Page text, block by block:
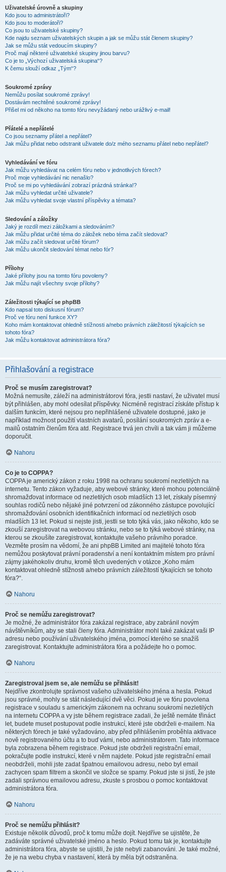
Uživatelské úrovně a skupiny
Kdo jsou to administrátoři?
Kdo jsou to moderátoři?
Co jsou to uživatelské skupiny?
Kde najdu seznam uživatelských skupin a jak se můžu stát členem skupiny?
Jak se můžu stát vedoucím skupiny?
Proč mají některé uživatelské skupiny jinou barvu?
Co je to „Výchozí uživatelská skupina“?
K čemu slouží odkaz „Tým“?
Soukromé zprávy
Nemůžu posílat soukromé zprávy!
Dostávám nechtěné soukromé zprávy!
Přišel mi od někoho na tomto fóru nevyžádaný nebo urážlivý e-mail!
Přátelé a nepřátelé
Co jsou seznamy přátel a nepřátel?
Jak můžu přidat nebo odstranit uživatele do/z mého seznamu přátel nebo nepřátel?
Vyhledávání ve fóru
Jak můžu vyhledávat na celém fóru nebo v jednotlivých fórech?
Proč moje vyhledávání nic nenašlo?
Proč se mi po vyhledávání zobrazí prázdná stránka!?
Jak můžu vyhledat určité uživatele?
Jak můžu vyhledat svoje vlastní příspěvky a témata?
Sledování a záložky
Jaký je rozdíl mezi záložkami a sledováním?
Jak můžu přidat určité téma do záložek nebo téma začít sledovat?
Jak můžu začít sledovat určité fórum?
Jak můžu ukončit sledování témat nebo fór?
Přílohy
Jaké přílohy jsou na tomto fóru povoleny?
Jak můžu najít všechny svoje přílohy?
Záležitosti týkající se phpBB
Kdo napsal toto diskusní fórum?
Proč ve fóru není funkce XY?
Koho mám kontaktovat ohledně stížnosti a/nebo právních záležitostí týkajících se
tohoto fóra?
Jak můžu kontaktovat administrátora fóra?
Přihlašování a registrace
Proč se musím zaregistrovat?
Možná nemusíte, záleží na administrátorovi fóra, jestli nastaví, že uživatel musí
být přihlášen, aby mohl odesílat příspěvky. Nicméně registrací získáte přístup k
dalším funkcím, které nejsou pro nepřihlášené uživatele dostupné, jako je
například možnost použití vlastních avatarů, posílání soukromých zpráv a e-
mailů ostatním členům fóra atd. Registrace trvá jen chvíli a tak vám ji můžeme
doporučit.
Nahoru
Co je to COPPA?
COPPA je americký zákon z roku 1998 na ochranu soukromí nezletilých na
internetu. Tento zákon vyžaduje, aby webové stránky, které mohou potenciálně
shromažďovat informace od nezletilých osob mladších 13 let, získaly písemný
souhlas rodičů nebo nějaké jiné potvrzení od zákonného zástupce povolující
shromažďování osobních identifikačních informací od nezletilých osob
mladších 13 let. Pokud si nejste jisti, jestli se toto týká vás, jako někoho, kdo se
zkouší zaregistrovat na webovou stránku, nebo se to týká webové stránky, na
kterou se zkoušíte zaregistrovat, kontaktujte vašeho právního poradce.
Vezměte prosím na vědomí, že ani phpBB Limited ani majitelé tohoto fóra
nemůžou poskytovat právní poradenství a není kontaktním místem pro právní
zájmy jakéhokoliv druhu, kromě těch uvedených v otázce „Koho mám
kontaktovat ohledně stížnosti a/nebo právních záležitostí týkajících se tohoto
fóra?“.
Nahoru
Proč se nemůžu zaregistrovat?
Je možné, že administrátor fóra zakázal registrace, aby zabránil novým
návštěvníkům, aby se stali členy fóra. Administrátor mohl také zakázat vaši IP
adresu nebo používání uživatelského jména, pomocí kterého se snažíš
zaregistrovat. Kontaktujte administrátora fóra a požádejte ho o pomoc.
Nahoru
Zaregistroval jsem se, ale nemůžu se přihlásit!
Nejdříve zkontrolujte správnost vašeho uživatelského jména a hesla. Pokud
jsou správné, mohly se stát následující dvě věci. Pokud je ve fóru povolena
registrace v souladu s americkým zákonem na ochranu soukromí nezletilých
na internetu COPPA a vy jste během registrace zadali, že ještě nemáte třináct
let, budete muset postupovat podle instrukcí, které jste obdrželi e-mailem. Na
některých fórech je také vyžadováno, aby před přihlášením proběhla aktivace
nově registrovaného účtu a to buď vámi, nebo administrátorem. Tato informace
byla zobrazena během registrace. Pokud jste obdrželi registrační email,
pokračujte podle instrukcí, které v něm najdete. Pokud jste registrační email
neobdrželi, mohli jste zadat špatnou emailovou adresu, nebo byl email
zachycen spam filtrem a skončil ve složce se spamy. Pokud jste si jistí, že jste
zadali správnou emailovou adresu, zkuste s prosbou o pomoc kontaktovat
administrátora fóra.
Nahoru
Proč se nemůžu přihlásit?
Existuje několik důvodů, proč k tomu může dojít. Nejdříve se ujistěte, že
zadáváte správné uživatelské jméno a heslo. Pokud tomu tak je, kontaktujte
administrátora fóra, abyste se ujistili, že jste nebyli zabanováni. Je také možné,
že je na webu chyba v nastavení, která by měla být odstraněna.